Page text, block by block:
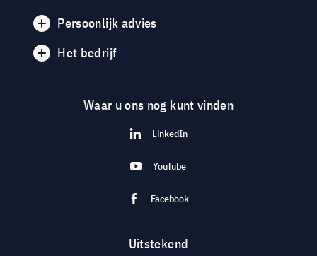
Persoonlijk advies
Het bedrijf
Waar u ons nog kunt vinden
LinkedIn
YouTube
Facebook
Uitstekend